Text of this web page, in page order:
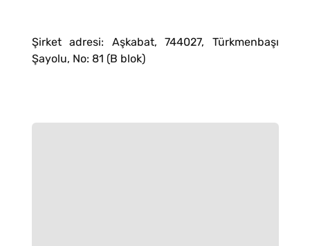
Şirket adresi: Aşkabat, 744027, Türkmenbaşı
Şayolu, No: 81 (B blok)